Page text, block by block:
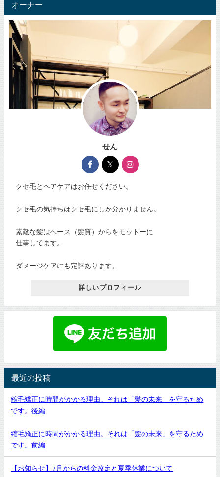
オーナー
せん
クセ毛とヘアケアはお任せください。
クセ毛の気持ちはクセ毛にしか分かりません。
素敵な髪はベース（髪質）からをモットーに
仕事してます。
ダメージケアにも定評あります。
詳しいプロフィール
最近の投稿
縮毛矯正に時間がかかる理由。それは「髪の未来」を守るため
です。後編
縮毛矯正に時間がかかる理由。それは「髪の未来」を守るため
です。前編
【お知らせ】7月からの料金改定と夏季休業について